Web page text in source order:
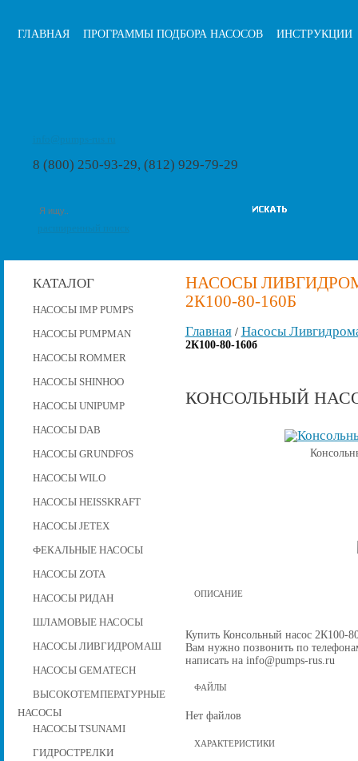
ГЛАВНАЯ ПРОГРАММЫ ПОДБОРА НАСОСОВ ИНСТРУКЦИИ
8 (800) 250-93-29, (812) 929-79-29
КАТАЛОГ
НАСОСЫ IMP PUMPS
НАСОСЫ PUMPMAN
НАСОСЫ ROMMER
НАСОСЫ SHINHOO
НАСОСЫ UNIPUMP
НАСОСЫ DAB
НАСОСЫ GRUNDFOS
НАСОСЫ WILO
НАСОСЫ HEISSKRAFT
НАСОСЫ JETEX
ФЕКАЛЬНЫЕ НАСОСЫ
НАСОСЫ ZOTA
НАСОСЫ РИДАН
ШЛАМОВЫЕ НАСОСЫ
НАСОСЫ ЛИВГИДРОМАШ
НАСОСЫ GEMATECH
ВЫСОКОТЕМПЕРАТУРНЫЕ
НАСОСЫ
НАСОСЫ TSUNAMI
ГИДРОСТРЕЛКИ
НАСОСЫ
2К100-80-160Б
Главная/ Насосы
2К100-80-160б
КОНСОЛЬНЫЙ
ОПИСАНИЕ
Купить Консольный насос 2К100-
Вам нужно позвонить по
написать на info@pumps-rus.ru
ФАЙЛЫ
Нет файлов
ХАРАКТЕРИСТИКИ